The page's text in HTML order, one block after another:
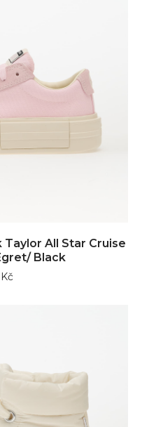
Taylor All Star Cruise
Black